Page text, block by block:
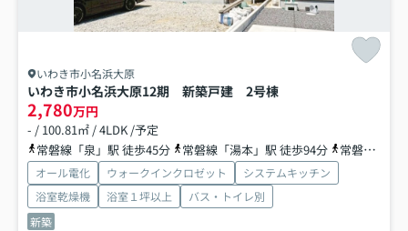
いわき市小名浜大原
いわき市小名浜大原12期 新築戸建 2号棟
2,780万円
- / 100.81㎡ / 4LDK /予定
常磐線「泉」駅 徒歩45分
常磐線「湯本」駅 徒歩94分 常磐線「内郷」駅 徒歩99分
オール電化 ウォークインクロゼット
システムキッチン
浴室乾燥機
浴室１坪以上
バス・トイレ別
新築